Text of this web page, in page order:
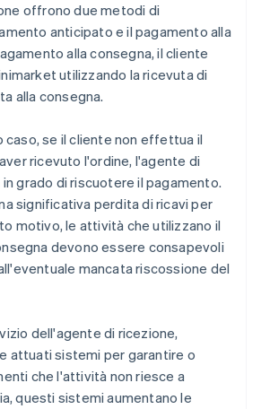
offrono due metodi di
anticipato e il pagamento alla
alla consegna, il cliente
utilizzando la ricevuta di
alla consegna.
caso, se il cliente non effettua il
ricevuto l'ordine, l'agente di
grado di riscuotere il pagamento.
significativa perdita di ricavi per
motivo, le attività che utilizzano il
devono essere consapevoli
mancata riscossione del
dell'agente di ricezione,
attuati sistemi per garantire o
che l'attività non riesce a
questi sistemi aumentano le